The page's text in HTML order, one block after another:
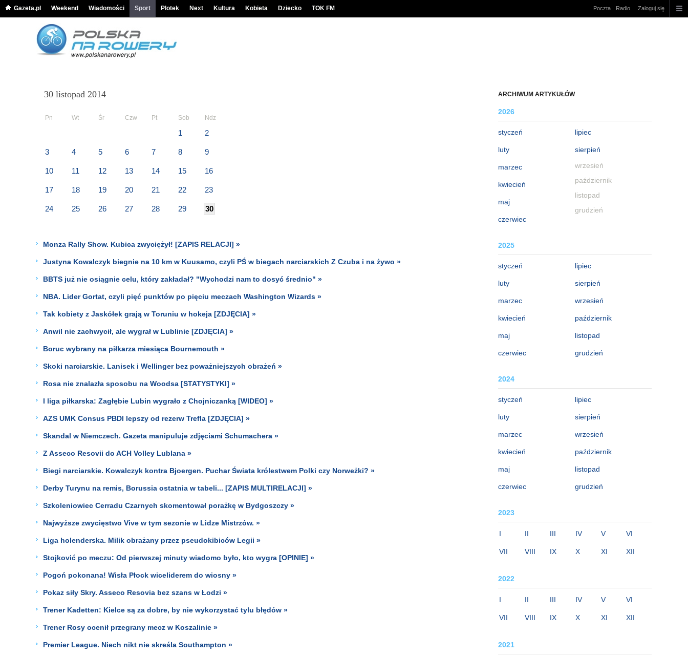
Gazeta.pl Weekend Wiadomości Sport Plotek Next Kultura Kobieta Dziecko TOK FM Poczta Radio Zaloguj się
ARCHIWUM ARTYKUŁÓW
2026
styczeń
luty
marzec
kwiecień
maj
czerwiec
lipiec
sierpień
wrzesień
październik
listopad
grudzień
2025
styczeń
luty
marzec
kwiecień
maj
czerwiec
lipiec
sierpień
wrzesień
październik
listopad
grudzień
2024
styczeń
luty
marzec
kwiecień
maj
czerwiec
lipiec
sierpień
wrzesień
październik
listopad
grudzień
2023
I II III IV V VI
VII VIII IX X XI XII
2022
I II III IV V VI
VII VIII IX X XI XII
2021
30 listopad 2014
Pn Wt Śr Czw Pt Sob Ndz
1 2
3 4 5 6 7 8 9
10 11 12 13 14 15 16
17 18 19 20 21 22 23
24 25 26 27 28 29 30
Monza Rally Show. Kubica zwyciężył! [ZAPIS RELACJI] »
Justyna Kowalczyk biegnie na 10 km w Kuusamo, czyli PŚ w biegach narciarskich Z Czuba i na żywo »
BBTS już nie osiągnie celu, który zakładał? "Wychodzi nam to dosyć średnio" »
NBA. Lider Gortat, czyli pięć punktów po pięciu meczach Washington Wizards »
Tak kobiety z Jaskółek grają w Toruniu w hokeja [ZDJĘCIA] »
Anwil nie zachwycił, ale wygrał w Lublinie [ZDJĘCIA] »
Boruc wybrany na piłkarza miesiąca Bournemouth »
Skoki narciarskie. Lanisek i Wellinger bez poważniejszych obrażeń »
Rosa nie znalazła sposobu na Woodsa [STATYSTYKI] »
I liga piłkarska: Zagłębie Lubin wygrało z Chojniczanką [WIDEO] »
AZS UMK Consus PBDI lepszy od rezerw Trefla [ZDJĘCIA] »
Skandal w Niemczech. Gazeta manipuluje zdjęciami Schumachera »
Z Asseco Resovii do ACH Volley Lublana »
Biegi narciarskie. Kowalczyk kontra Bjoergen. Puchar Świata królestwem Polki czy Norweżki? »
Derby Turynu na remis, Borussia ostatnia w tabeli... [ZAPIS MULTIRELACJI] »
Szkoleniowiec Cerradu Czarnych skomentował porażkę w Bydgoszczy »
Najwyższe zwycięstwo Vive w tym sezonie w Lidze Mistrzów. »
Liga holenderska. Milik obrażany przez pseudokibiców Legii »
Stojković po meczu: Od pierwszej minuty wiadomo było, kto wygra [OPINIE] »
Pogoń pokonana! Wisła Płock wiceliderem do wiosny »
Pokaz siły Skry. Asseco Resovia bez szans w Łodzi »
Trener Kadetten: Kielce są za dobre, by nie wykorzystać tylu błędów »
Trener Rosy ocenił przegrany mecz w Koszalinie »
Premier League. Niech nikt nie skreśla Southampton »